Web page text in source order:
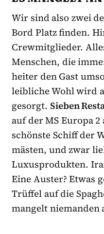
Wir sind also zwei
Bord Platz finden.
Crewmitglieder.
Menschen, die
heiter den Gast
leibliche Wohl wird
gesorgt. Sieben
auf der MS Europa 2
schönste Schiff der
mästen, und zwar
Luxusprodukten.
Eine Auster? Etwas
Trüffel auf die
mangelt niemanden